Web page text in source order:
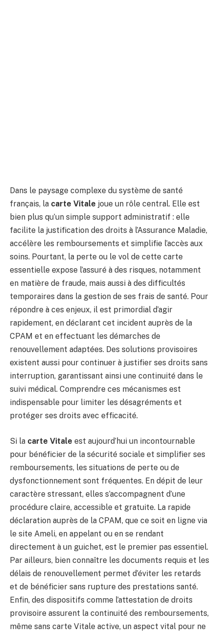
Dans le paysage complexe du système de santé
français, la carte Vitale joue un rôle central. Elle est
bien plus qu’un simple support administratif : elle
facilite la justification des droits à l’Assurance Maladie,
accélère les remboursements et simplifie l’accès aux
soins. Pourtant, la perte ou le vol de cette carte
essentielle expose l’assuré à des risques, notamment
en matière de fraude, mais aussi à des difficultés
temporaires dans la gestion de ses frais de santé. Pour
répondre à ces enjeux, il est primordial d’agir
rapidement, en déclarant cet incident auprès de la
CPAM et en effectuant les démarches de
renouvellement adaptées. Des solutions provisoires
existent aussi pour continuer à justifier ses droits sans
interruption, garantissant ainsi une continuité dans le
suivi médical. Comprendre ces mécanismes est
indispensable pour limiter les désagréments et
protéger ses droits avec efficacité.
Si la carte Vitale est aujourd’hui un incontournable
pour bénéficier de la sécurité sociale et simplifier ses
remboursements, les situations de perte ou de
dysfonctionnement sont fréquentes. En dépit de leur
caractère stressant, elles s’accompagnent d’une
procédure claire, accessible et gratuite. La rapide
déclaration auprès de la CPAM, que ce soit en ligne via
le site Ameli, en appelant ou en se rendant
directement à un guichet, est le premier pas essentiel.
Par ailleurs, bien connaître les documents requis et les
délais de renouvellement permet d’éviter les retards
et de bénéficier sans rupture des prestations santé.
Enfin, des dispositifs comme l’attestation de droits
provisoire assurent la continuité des remboursements,
même sans carte Vitale active, un aspect vital pour ne